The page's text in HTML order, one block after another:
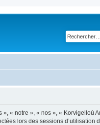
« notre », « nos », « Korvigelloù
lors des sessions d’utilisation